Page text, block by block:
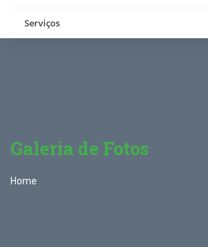
Serviços
Galeria de Fotos
Home